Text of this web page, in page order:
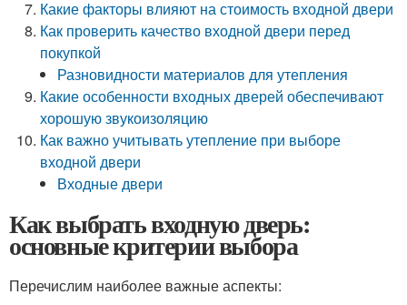
Какие факторы влияют на стоимость входной двери
Как проверить качество входной двери перед
покупкой
Разновидности материалов для утепления
Какие особенности входных дверей обеспечивают
хорошую звукоизоляцию
Как важно учитывать утепление при выборе
входной двери
Входные двери
Как выбрать входную дверь:
основные критерии выбора
Перечислим наиболее важные аспекты: